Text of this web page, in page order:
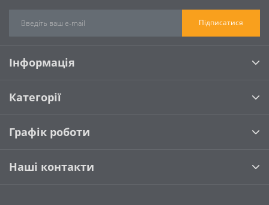
Підписатися
Інформація
Категорії
Графік роботи
Наші контакти